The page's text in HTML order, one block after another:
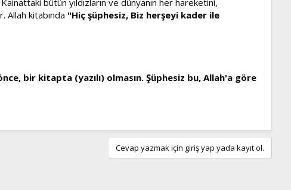
Allah kitabında "Hiç şüphesiz, Biz herşeyi kader ile
bir kitapta (yazılı) olmasın. Şüphesiz bu, Allah'a göre
Cevap yazmak için giriş yap yada kayıt ol.